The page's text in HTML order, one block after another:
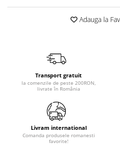
Adauga la
Transport gratuit
la comenzile de peste 200RON,
livrate în România
Livram international
Comanda produsele romanesti
favorite!